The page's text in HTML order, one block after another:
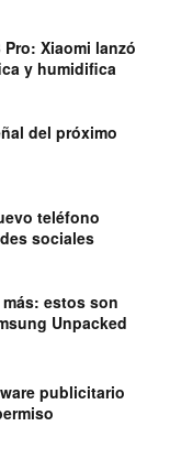
Xiaomi lanzó
y humidifica
del próximo
teléfono
sociales
estos son
Unpacked
publicitario